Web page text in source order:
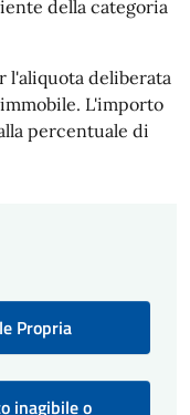
della categoria
l'aliquota deliberata
L'importo
percentuale di
Propria
inagibile o